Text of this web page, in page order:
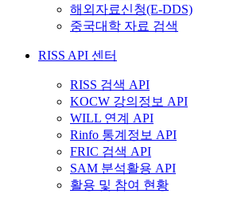
해외자료신청(E-DDS)
중국대학 자료 검색
RISS API 센터
RISS 검색 API
KOCW 강의정보 API
WILL 연계 API
Rinfo 통계정보 API
FRIC 검색 API
SAM 분석활용 API
활용 및 참여 현황